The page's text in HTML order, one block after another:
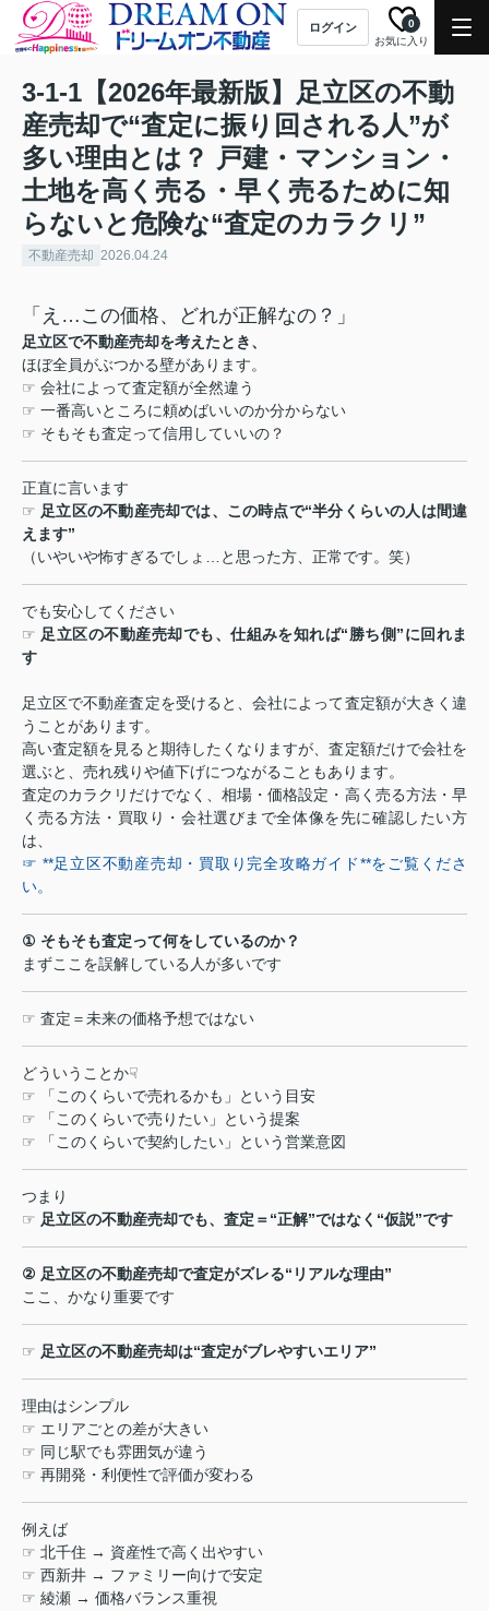
ログイン
お気に入り
0
3-1-1【2026年最新版】足立区の不動
産売却で“査定に振り回される人”が
多い理由とは？ 戸建・マンション・
土地を高く売る・早く売るために知
らないと危険な“査定のカラクリ”
不動産売却 2026.04.24
「え … この価格、どれが正解なの？」
足立区で不動産売却を考えたとき、
ほぼ全員がぶつかる壁があります。
☞ 会社によって査定額が全然違う
☞ 一番高いところに頼めばいいのか分からない
☞ そもそも査定って信用していいの？
正直に言います
☞ 足立区の不動産売却では、この時点で“半分くらいの人は間違
えます”
（いやいや怖すぎるでしょ
と思った方、正常です。笑）
でも安心してください
☞ 足立区の不動産売却でも、仕組みを知れば“勝ち側”に回れま
す
足立区で不動産査定を受けると、会社によって査定額が大きく違
うことがあります。
高い査定額を見ると期待したくなりますが、査定額だけで会社を
選ぶと、売れ残りや値下げにつながることもあります。
査定のカラクリだけでなく、相場・価格設定・高く売る方法・早
く売る方法・買取り・会社選びまで全体像を先に確認したい方
は、
☞ **足立区不動産売却・買取り完全攻略ガイド**をご覧くださ
い。
① そもそも査定って何をしているのか？
まずここを誤解している人が多いです
☞ 査定＝未来の価格予想ではない
どういうことか☟
☞
「このくらいで売れるかも」という目安
☞
「このくらいで売りたい」という提案
☞
「このくらいで契約したい」という営業意図
つまり
☞ 足立区の不動産売却でも、査定＝“正解”ではなく “仮説”です
② 足立区の不動産売却で査定がズレる“ リアルな理由”
ここ、かなり重要です
☞ 足立区の不動産売却は“査定がブレやすいエリア”
理由はシンプル
☞ エリアごとの差が大きい
☞ 同じ駅でも雰囲気が違う
☞ 再開発・利便性で評価が変わる
例えば
☞ 北千住 → 資産性で高く出やすい
☞ 西新井 → ファミリー向けで安定
☞ 綾瀬 → 価格バランス重視